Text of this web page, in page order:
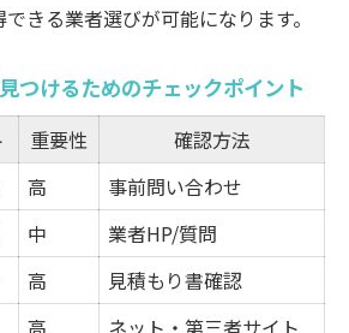
きる業者選びが可能になります。
つけるためのチェックポイント
重要性
確認方法
高
事前問い合わせ
中
業者HP/質問
高
見積もり書確認
高 ネット・第三者サイト